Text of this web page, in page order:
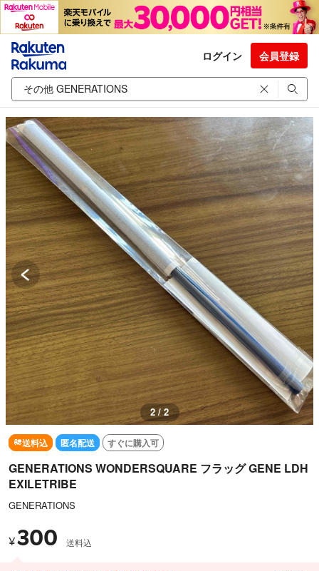
ログイン 会員登録
2 / 2
送料込 匿名配送 すぐに購入可
GENERATIONS WONDERSQUARE フラッグ GENE LDH
EXILETRIBE
GENERATIONS
¥300 送料込